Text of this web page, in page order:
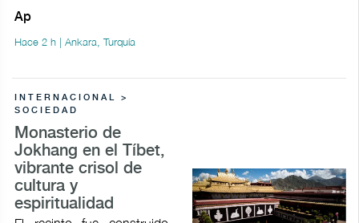
Ap
Hace 2 h | Ankara, Turquía
INTERNACIONAL >
SOCIEDAD
Monasterio de
Jokhang en el Tíbet,
vibrante crisol de
cultura y
espiritualidad